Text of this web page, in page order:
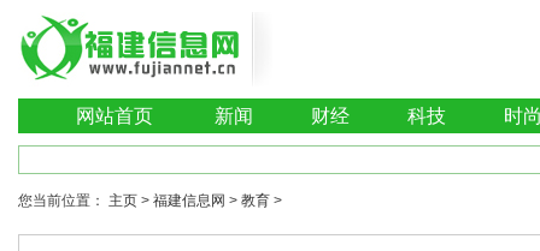
网站首页 新闻 财经 科技 时
您当前位置： 主页 > 福建信息网 > 教育 >